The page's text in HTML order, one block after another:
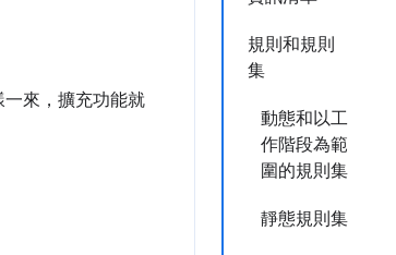
規則和規則
集
動態和以工
作階段為範
圍的規則集
靜態規則集
來，擴充功能就